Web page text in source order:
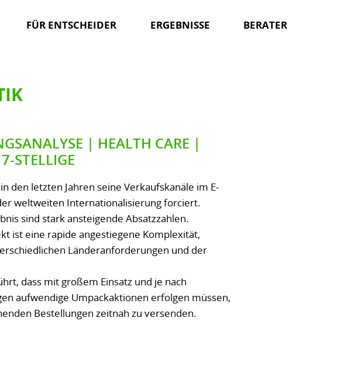
FÜR ENTSCHEIDER ERGEBNISSE BERATER
| HEALTH CARE |
STELLIGE
den letzten Jahren seine Verkaufskanäle im E-
weltweiten Internationalisierung forciert.
sind stark ansteigende Absatzzahlen.
ist eine rapide angestiegene Komplexität,
Länderanforderungen und der
dass mit großem Einsatz und je nach
aufwendige Umpackaktionen erfolgen müssen,
Bestellungen zeitnah zu versenden.